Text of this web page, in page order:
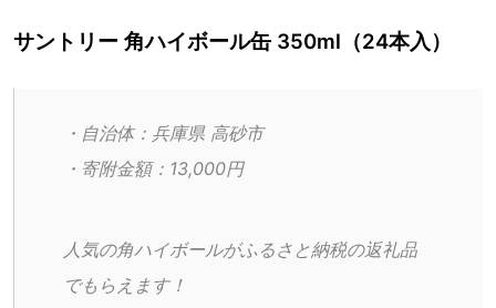
サントリー 角ハイボール缶 350ml（24本入）
・自治体：兵庫県 高砂市
・寄附金額：13,000円
人気の角ハイボールがふるさと納税の返礼品
でもらえます！